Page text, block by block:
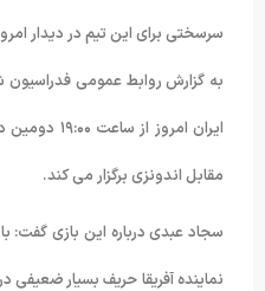
سرسختی برای این تیم در دیدار
به گزارش روابط عمومی فدراسیون
ایران امروز
مقابل اندونزی برگزار می کند.
سجاد عبدی درباره این بازی گفت:
نماینده آفریقا حریف بسیار ضعیفی